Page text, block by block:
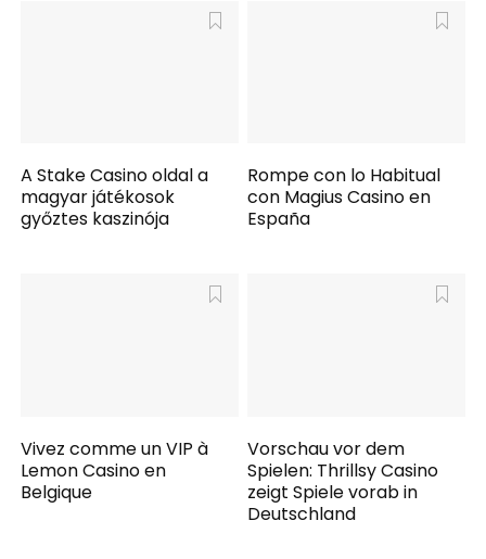
A Stake Casino oldal a
magyar játékosok
győztes kaszinója
Rompe con lo Habitual
con Magius Casino en
España
Vivez comme un VIP à
Lemon Casino en
Belgique
Vorschau vor dem
Spielen: Thrillsy Casino
zeigt Spiele vorab in
Deutschland